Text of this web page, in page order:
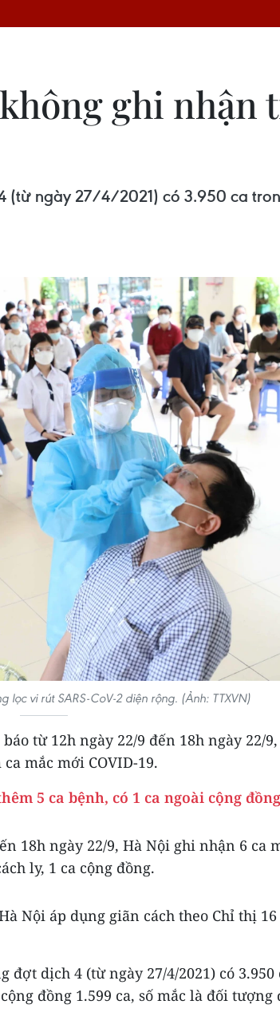
ghi nhận
(từ ngày 27/4/2021) có 3.950 ca
lọc vi rút SARS-CoV-2 diện rộng. (Ảnh: TTXVN)
từ 12h ngày 22/9 đến 18h ngày 22/9,
mắc mới COVID-19.
5 ca bệnh, có 1 ca ngoài cộng
18h ngày 22/9, Hà Nội ghi nhận 6 ca
ly, 1 ca cộng đồng.
Nội áp dụng giãn cách theo Chỉ thị
đợt dịch 4 (từ ngày 27/4/2021) có 3.950
đồng 1.599 ca, số mắc là đối tượng